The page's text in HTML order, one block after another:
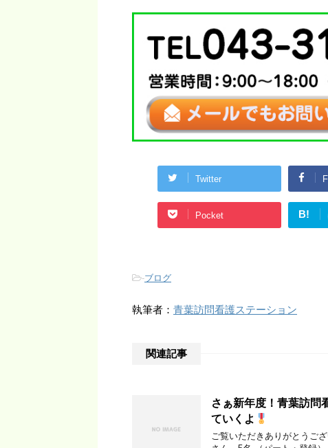
Twitter
Pocket B!
-ブログ
執筆者： 青葉訪問看護ステーション
関連記事
さぁ新年度！青葉訪問
ていくよ
ご覧いただきありがとうご